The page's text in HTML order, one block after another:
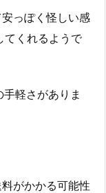
っぽく怪しい感
てくれるようで
軽さがありま
がかかる可能性